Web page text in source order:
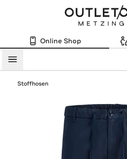
Online Shop
Menü
Stoffhosen